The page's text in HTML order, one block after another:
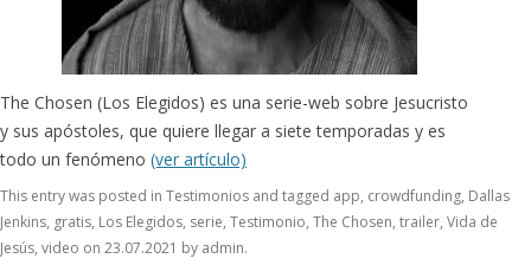
The Chosen (Los Elegidos) es una serie-web sobre Jesucristo
y sus apóstoles, que quiere llegar a siete temporadas y es
todo un fenómeno (ver artículo)
This entry was posted in Testimonios and tagged app, crowdfunding, Dallas
Jenkins, gratis, Los Elegidos, serie, Testimonio, The Chosen, trailer, Vida de
Jesús, video on 23.07.2021 by admin.